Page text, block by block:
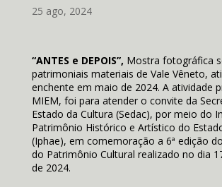
25 ago, 2024
“ANTES e DEPOIS”, Mostra fotográfica
patrimoniais materiais de Vale Vêneto,
enchente em maio de 2024. A atividade
MIEM, foi para atender o convite da
Estado da Cultura (Sedac), por meio do
Patrimônio Histórico e Artístico do
(Iphae), em comemoração a 6ª edição
do Patrimônio Cultural realizado no dia
de 2024.